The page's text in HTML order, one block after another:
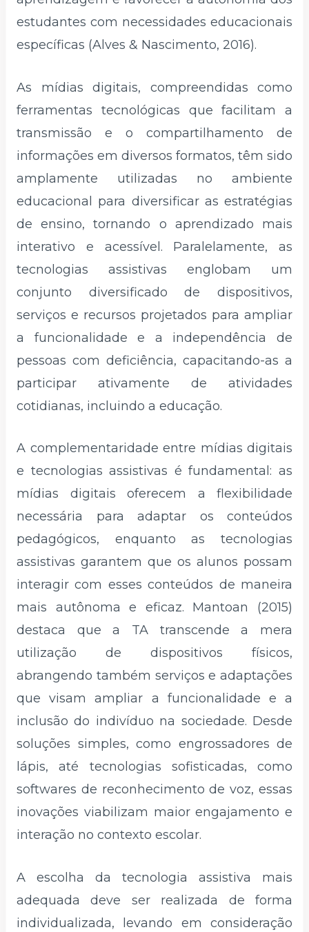
estudantes com necessidades educacionais
específicas (Alves & Nascimento, 2016).
As mídias digitais, compreendidas como
ferramentas tecnológicas que facilitam a
transmissão e o compartilhamento de
informações em diversos formatos, têm sido
amplamente utilizadas no ambiente
educacional para diversificar as estratégias
de ensino, tornando o aprendizado mais
interativo e acessível. Paralelamente, as
tecnologias assistivas englobam um
conjunto diversificado de dispositivos,
serviços e recursos projetados para ampliar
a funcionalidade e a independência de
pessoas com deficiência, capacitando-as a
participar ativamente de atividades
cotidianas, incluindo a educação.
A complementaridade entre mídias digitais
e tecnologias assistivas é fundamental: as
mídias digitais oferecem a flexibilidade
necessária para adaptar os conteúdos
pedagógicos, enquanto as tecnologias
assistivas garantem que os alunos possam
interagir com esses conteúdos de maneira
mais autônoma e eficaz. Mantoan (2015)
destaca que a TA transcende a mera
utilização de dispositivos físicos,
abrangendo também serviços e adaptações
que visam ampliar a funcionalidade e a
inclusão do indivíduo na sociedade. Desde
soluções simples, como engrossadores de
lápis, até tecnologias sofisticadas, como
softwares de reconhecimento de voz, essas
inovações viabilizam maior engajamento e
interação no contexto escolar.
A escolha da tecnologia assistiva mais
adequada deve ser realizada de forma
individualizada, levando em consideração